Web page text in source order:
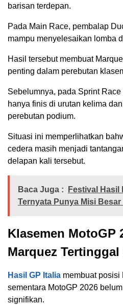
barisan terdepan.
Pada Main Race, pembalap
mampu menyelesaikan lomba
Hasil tersebut membuat
penting dalam perebutan
Sebelumnya, pada Sprint
hanya finis di urutan kelima
perebutan podium.
Situasi ini memperlihatkan
cedera masih menjadi
delapan kali tersebut.
Baca Juga :
Festival Hasil
Ternyata Punya Misi
Klasemen MotoGP
Marquez Tertinggal
Hasil GP Italia membuat posisi
sementara MotoGP 2026
signifikan.